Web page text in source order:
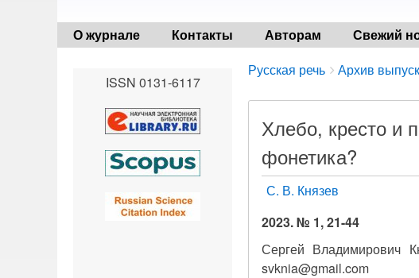
О журнале Контакты Авторам Свежий
Breadcrumbs
You
here:
Русская речь Архив
Хлебо, кресто и
фонетика?
С. В. Князев
2023. № 1, 21-44
Сергей Владимирович
svknia@gmail.com
ISSN 0131-6117